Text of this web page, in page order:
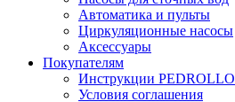
Автоматика и пульты
Циркуляционные насосы
Аксессуары
Покупателям
Инструкции PEDROLLO
Условия соглашения